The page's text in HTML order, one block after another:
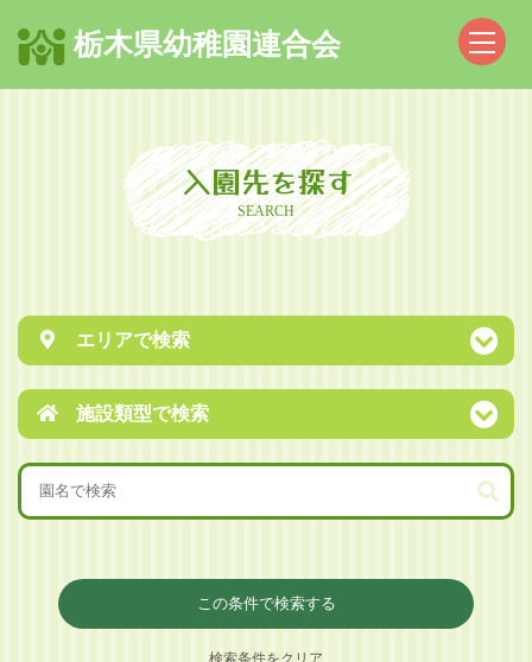
栃木県幼稚園連合会
入園先を探す
SEARCH
エリアで検索
施設類型で検索
この条件で検索する
検索条件をクリア